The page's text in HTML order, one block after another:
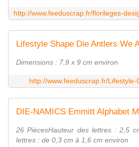
Dimensions : 7,9 x 9 cm environ
http://www.feeduscrap.fr/
26 PiècesHauteur des lettres : 2,5
lettres : de 0,3 cm à 1,6 cm environ